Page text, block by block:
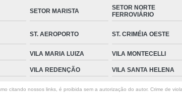
SETOR MARISTA
SETOR NORTE
FERROVIÁRIO
ST. AEROPORTO ST. CRIMÉIA OESTE
VILA MARIA LUIZA VILA MONTECELLI
VILA REDENÇÃO VILA SANTA HELENA
citando nossos links, é proibida sem a autorização do autor. Crime de